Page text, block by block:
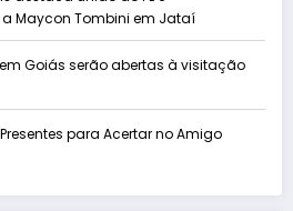
Maycon Tombini em Jataí
Goiás serão abertas à visitação
para Acertar no Amigo